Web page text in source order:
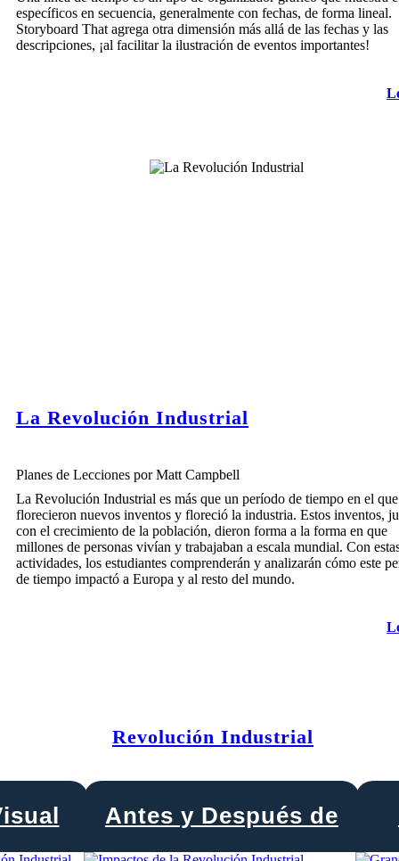
40 Years and 365 Days
específicos en secuencia, generalmente con fechas, de forma lineal.
Storyboard That agrega otra dimensión más allá de las fechas y las
descripciones, ¡al facilitar la ilustración de eventos importantes!
La Revolución Industrial
Planes de Lecciones por Matt Campbell
La Revolución Industrial es más que un período de tiempo en el que
florecieron nuevos inventos y floreció la industria. Estos inventos,
con el crecimiento de la población, dieron forma a la forma en que
millones de personas vivían y trabajaban a escala mundial. Con
actividades, los estudiantes comprenderán y analizarán cómo este
de tiempo impactó a Europa y al resto del mundo.
Revolución Industrial
Antes y Después de